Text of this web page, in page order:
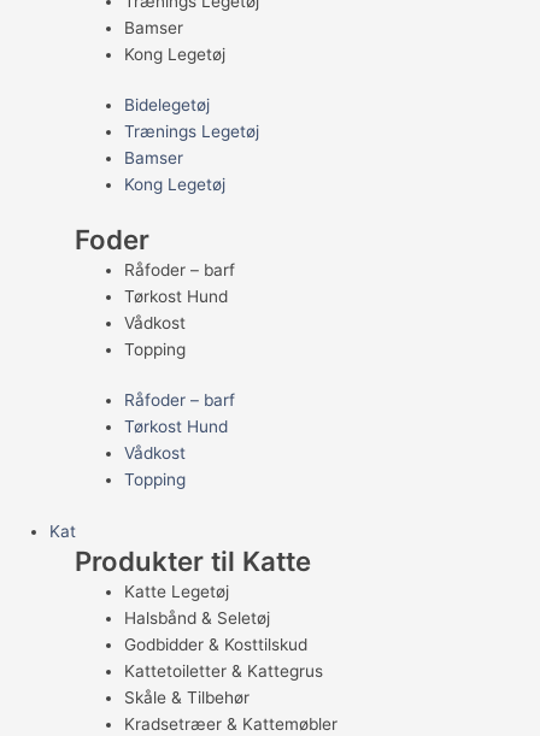
Bamser
Kong Legetøj
Bidelegetøj
Trænings Legetøj
Bamser
Kong Legetøj
Foder
Råfoder – barf
Tørkost Hund
Vådkost
Topping
Råfoder – barf
Tørkost Hund
Vådkost
Topping
Kat
Produkter til Katte
Katte Legetøj
Halsbånd & Seletøj
Godbidder & Kosttilskud
Kattetoiletter & Kattegrus
Skåle & Tilbehør
Kradsetræer & Kattemøbler